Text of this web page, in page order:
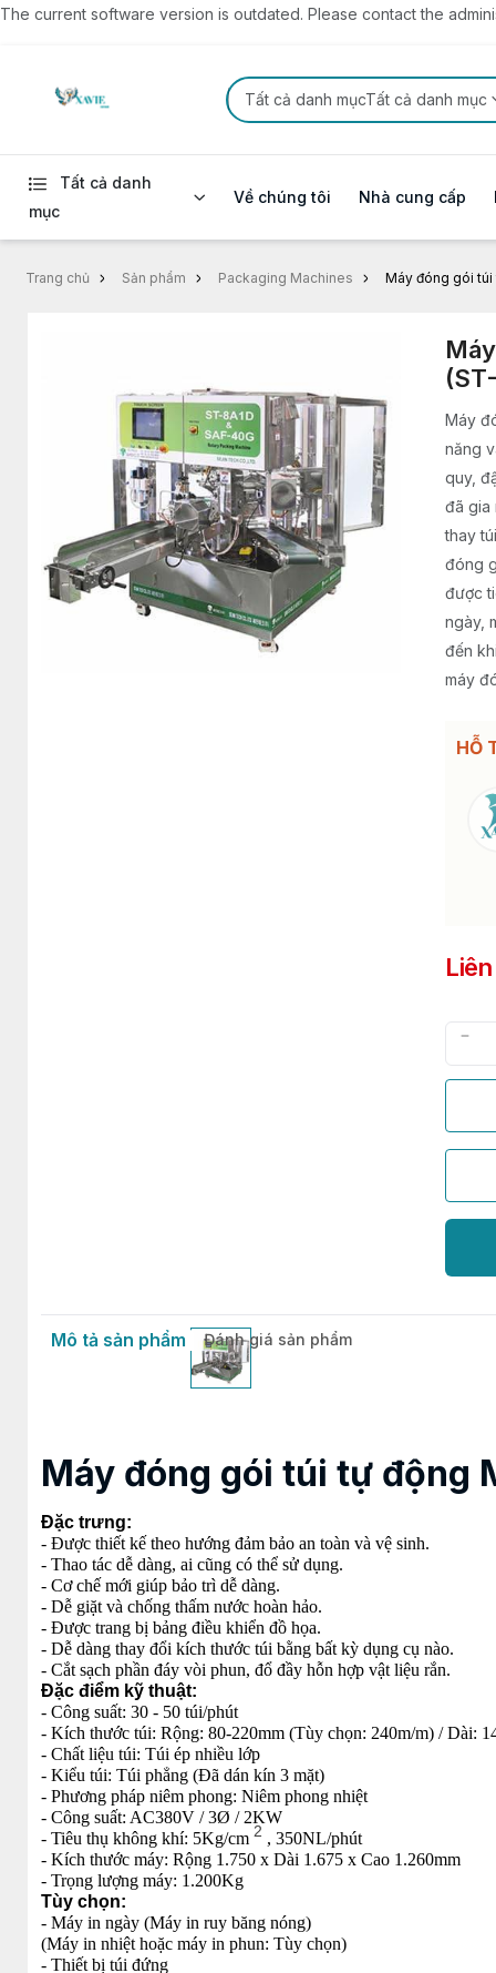
The current software version is outdated. Please contact the
Tất cả danh mụcTất cả danh mục
Tất cả danh
mục
Về chúng tôi Nhà cung cấp
Trang chủ Sản phẩm Packaging Machines Máy đóng gói túi
Máy
năng
quy,
đã gia
thay
đóng
được
ngày,
đến
máy
HỖ
Mô tả sản phẩm Đánh giá sản phẩm
Máy đóng gói túi tự động
Đặc trưng:
- Được thiết kế theo hướng đảm bảo an toàn và vệ sinh.
- Thao tác dễ dàng, ai cũng có thể sử dụng.
- Cơ chế mới giúp bảo trì dễ dàng.
- Dễ giặt và chống thấm nước hoàn hảo.
- Được trang bị bảng điều khiển đồ họa.
- Dễ dàng thay đổi kích thước túi bằng bất kỳ dụng cụ nào.
- Cắt sạch phần đáy vòi phun, đổ đầy hỗn hợp vật liệu rắn.
Đặc điểm kỹ thuật:
- Công suất: 30 - 50 túi/phút
- Kích thước túi: Rộng: 80-220mm (Tùy chọn: 240m/m) / Dài:
- Chất liệu túi: Túi ép nhiều lớp
- Kiểu túi: Túi phẳng (Đã dán kín 3 mặt)
- Phương pháp niêm phong: Niêm phong nhiệt
- Công suất: AC380V / 3Ø / 2KW
- Tiêu thụ không khí: 5Kg/cm 2 , 350NL/phút
- Kích thước máy: Rộng 1.750 x Dài 1.675 x Cao 1.260mm
- Trọng lượng máy: 1.200Kg
Tùy chọn:
- Máy in ngày (Máy in ruy băng nóng)
(Máy in nhiệt hoặc máy in phun: Tùy chọn)
- Thiết bị túi đứng